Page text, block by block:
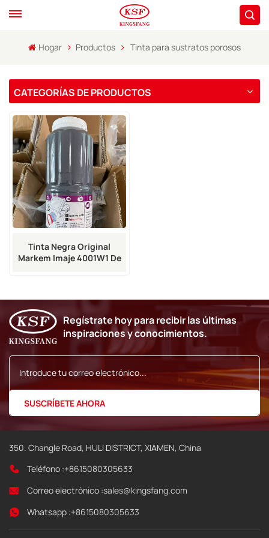
Hogar Productos Tinta para sustratos porosos
CATEGORÍAS DE PRODUCTOS
Tinta Negra Original
Markem Imaje 4001W1 De
Regístrate hoy para recibir las últimas
inspiraciones y conocimientos.
350. Changle Road, HULI DISTRICT, XIAMEN, China
Teléfono :+8615080305633
Correo electrónico :sales@kingsfang.com
Whatsapp :+8615080305633